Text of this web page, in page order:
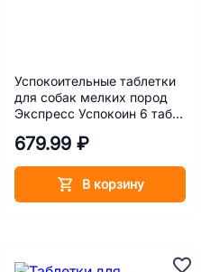
Успокоительные таблетки
для собак мелких пород
Экспресс Успокоин 6 таб/
679.99 ₽
В корзину